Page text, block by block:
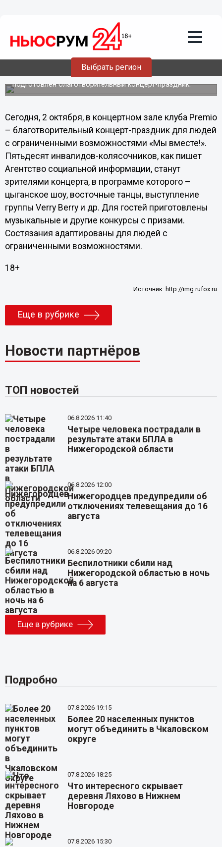
Выбрать регион
Нижегородский клуб Premio
приглашает инвалидов-колясочников
на концерт
Для людей с ограниченными возможностями
подготовлен благотворительный концерт-праздник.
Сегодня, 2 октября, в концертном зале клуба Premio
– благотворительный концерт-праздник для людей
с ограниченными возможностями «Мы вместе!».
Пятьдесят инвалидов-колясочников, как пишет
Агентство социальной информации, станут
зрителями концерта, в программе которого –
цыганское шоу, восточные танцы, выступление
группы Verry Berry и др. Для гостей приготовлены
музыкальные и другие конкурсы с призами.
Состязания адаптированы для людей с
ограниченными возможностями.
18+
Источник: http://img.rufox.ru
Еще в рубрике
Новости партнёров
ТОП новостей
06.8.2026 11:40
Четыре человека пострадали в
результате атаки БПЛА в
Нижегородской области
06.8.2026 12:00
Нижегородцев предупредили об
отключениях телевещания до 16
августа
06.8.2026 09:20
Беспилотники сбили над
Нижегородской областью в ночь
на 6 августа
Еще в рубрике
Подробно
07.8.2026 19:15
Более 20 населенных пунктов
могут объединить в Чкаловском
округе
07.8.2026 18:25
Что интересного скрывает
деревня Ляхово в Нижнем
Новгороде
07.8.2026 15:30